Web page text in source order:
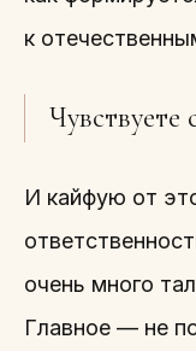
к
Чувствуете
И кайфую от
очень много
Главное — не